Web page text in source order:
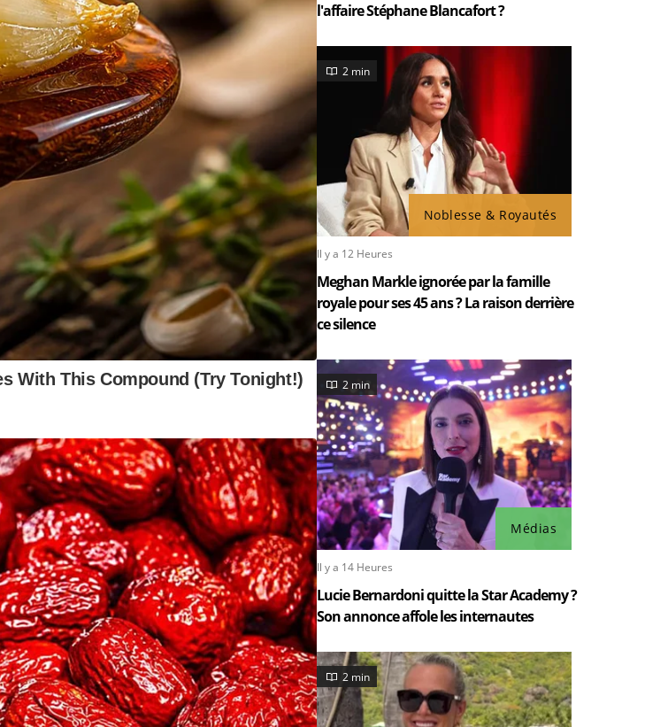
l'affaire Stéphane Blancafort ?
Noblesse & Royautés
2 min
Il y a 12 Heures
Meghan Markle ignorée par la famille
royale pour ses 45 ans ? La raison derrière
ce silence
Médias
2 min
Il y a 14 Heures
Lucie Bernardoni quitte la Star Academy ?
Son annonce affole les internautes
2 min